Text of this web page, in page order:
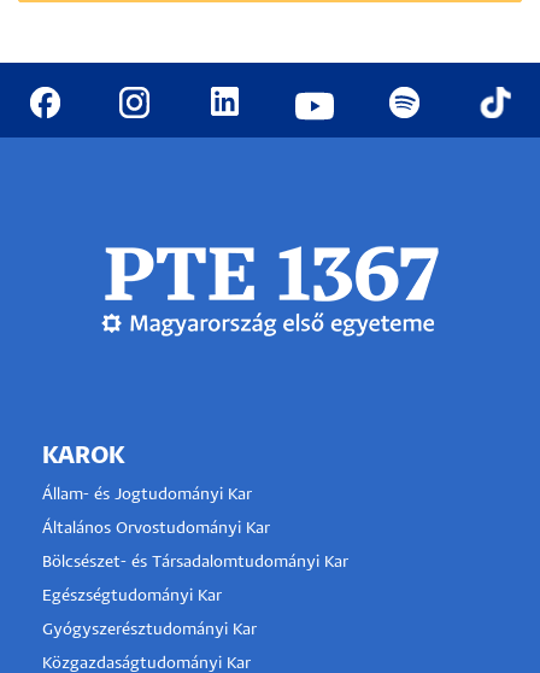
KAROK
Állam- és Jogtudományi Kar
Általános Orvostudományi Kar
Bölcsészet- és Társadalomtudományi Kar
Egészségtudományi Kar
Gyógyszerésztudományi Kar
Közgazdaságtudományi Kar